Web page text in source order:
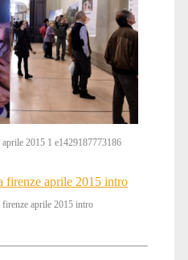
2015 1 e1429187773186
aprile 2015 intro